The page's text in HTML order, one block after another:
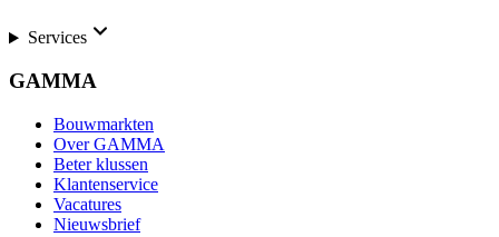
Services
GAMMA
Bouwmarkten
Over GAMMA
Beter klussen
Klantenservice
Vacatures
Nieuwsbrief